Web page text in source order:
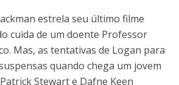
estrela seu último filme
cuida de um doente Professor
Mas, as tentativas de Logan para
quando chega um jovem
Stewart e Dafne Keen